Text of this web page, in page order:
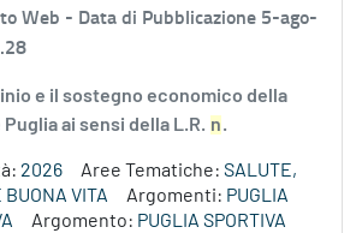
Web - Data di Pubblicazione 5-ago-
e il sostegno economico della
Puglia ai sensi della L.R. n.
2026 Aree Tematiche: SALUTE,
BUONA VITA
Argomenti: PUGLIA
Argomento: PUGLIA SPORTIVA